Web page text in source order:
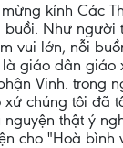
kính Các
buồi. Như người
vui lớn, nỗi
giáo dân giáo
Vinh. trong
xứ chúng tôi đã
nguyện thật ý
cho "Hoà bình